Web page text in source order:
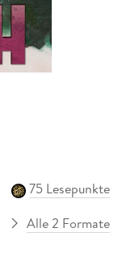
75 Lesepunkte
Alle 2 Formate